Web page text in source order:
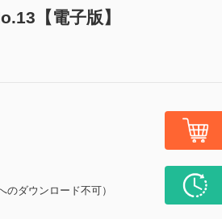
【電子版】
のダウンロード不可）